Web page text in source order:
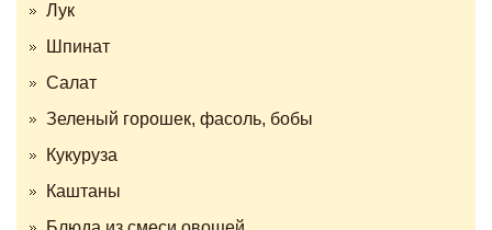
Лук
Шпинат
Салат
Зеленый горошек, фасоль, бобы
Кукуруза
Каштаны